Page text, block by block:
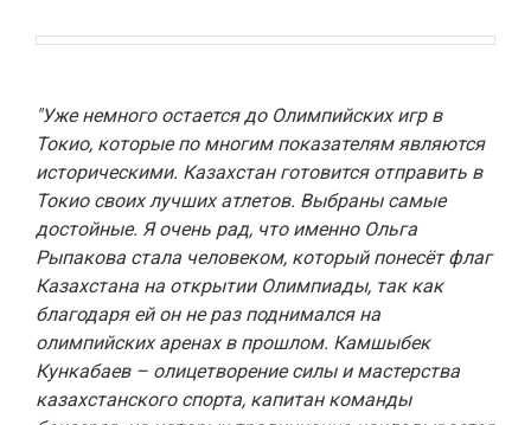
"Уже немного остается до Олимпийских игр в
Токио, которые по многим показателям являются
историческими. Казахстан готовится отправить в
Токио своих лучших атлетов. Выбраны самые
достойные. Я очень рад, что именно Ольга
Рыпакова стала человеком, который понесёт флаг
Казахстана на открытии Олимпиады, так как
благодаря ей он не раз поднимался на
олимпийских аренах в прошлом. Камшыбек
Кункабаев – олицетворение силы и мастерства
казахстанского спорта, капитан команды